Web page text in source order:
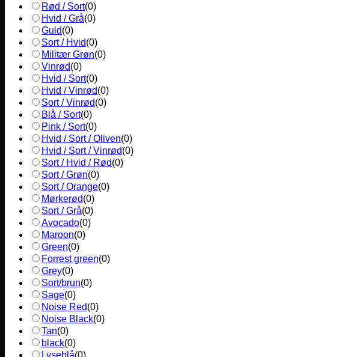
Rød / Sort(0)
Hvid / Grå(0)
Guld(0)
Sort / Hvid(0)
Militær Grøn(0)
Vinrød(0)
Hvid / Sort(0)
Hvid / Vinrød(0)
Sort / Vinrød(0)
Blå / Sort(0)
Pink / Sort(0)
Hvid / Sort / Oliven(0)
Hvid / Sort / Vinrød(0)
Sort / Hvid / Rød(0)
Sort / Grøn(0)
Sort / Orange(0)
Mørkerød(0)
Sort / Grå(0)
Avocado(0)
Maroon(0)
Green(0)
Forrest green(0)
Grey(0)
Sort/brun(0)
Sage(0)
Noise Red(0)
Noise Black(0)
Tan(0)
black(0)
Lyseblå(0)